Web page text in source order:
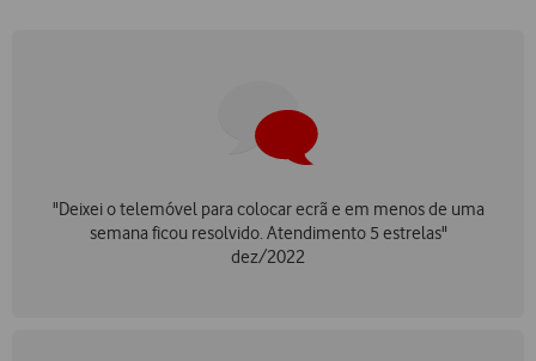
"Deixei o telemóvel para colocar ecrã e em menos de uma
semana ficou resolvido. Atendimento 5 estrelas"
dez/2022